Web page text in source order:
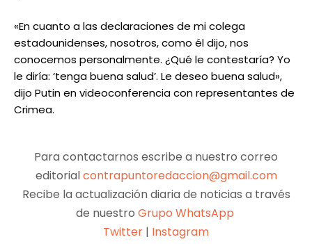
«En cuanto a las declaraciones de mi colega
estadounidenses, nosotros, como él dijo, nos
conocemos personalmente. ¿Qué le contestaría? Yo
le diría: ‘tenga buena salud’. Le deseo buena salud»,
dijo Putin en videoconferencia con representantes de
Crimea.
Para contactarnos escribe a nuestro correo
editorialcontrapuntoredaccion@gmail.com
Recibe la actualización diaria de noticias a través
de nuestro Grupo WhatsApp
Twitter | Instagram